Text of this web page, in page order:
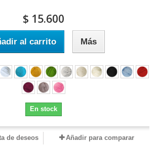
$ 15.600
al carrito Más
En stock
de deseos Añadir para comparar